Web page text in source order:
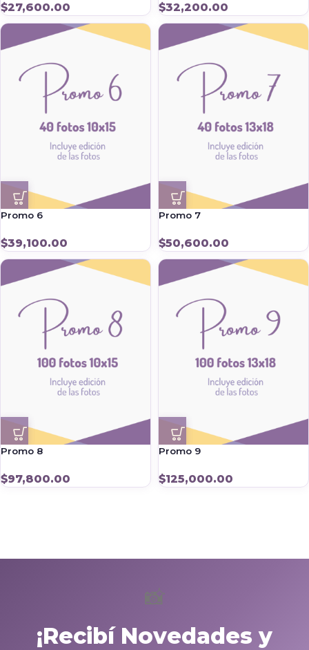
$27,600.00 $32,200.00
Promo 6
$39,100.00
Promo 7
$50,600.00
Promo 8
$97,800.00
Promo 9
$125,000.00
📸
¡Recibí Novedades y